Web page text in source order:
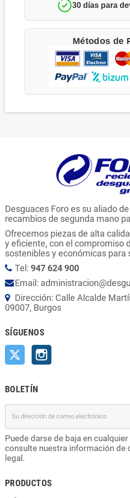
30 días para
Métodos de
Desguaces Foro es su aliado
recambios de segunda mano
Ofrecemos piezas de alta
y eficiente, con el compromiso
sostenibles y económicas para
Tel: 947 624 900
Email:
Dirección: Calle Alcalde
09007, Burgos
SÍGUENOS
Twitter
BOLETÍN
Puede darse de baja en
consulte nuestra información de
legal.
PRODUCTOS